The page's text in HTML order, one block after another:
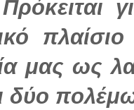
μας ως
δύο